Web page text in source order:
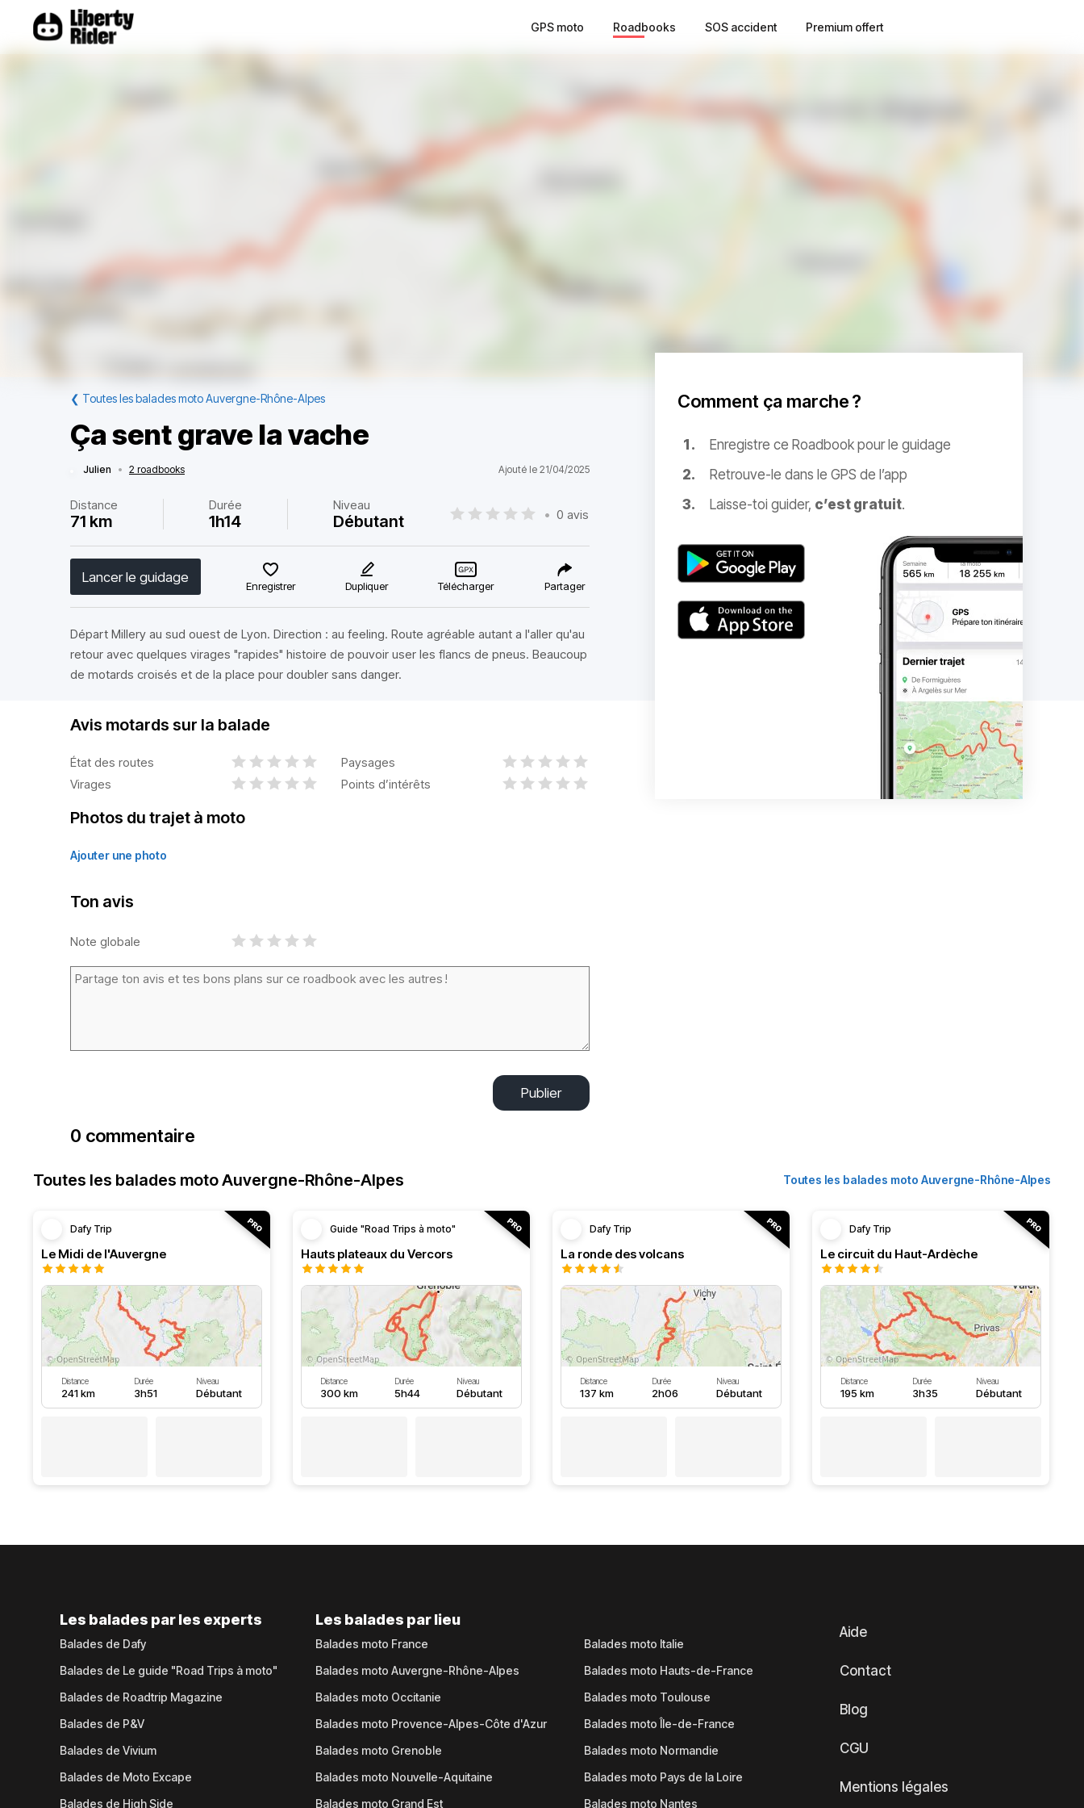
GPS moto Roadbooks SOS accident Premium offert
❮ Toutes les balades moto Auvergne-Rhône-Alpes
Ça sent grave la vache
Julien • 2 roadbooks Ajouté le 21/04/2025
Distance
71 km
Durée
1h14
Niveau
Débutant • 0 avis
Lancer le guidage
Enregistrer Dupliquer Télécharger Partager
Départ Millery au sud ouest de Lyon. Direction : au feeling. Route agréable autant a l'aller qu'au
retour avec quelques virages "rapides" histoire de pouvoir user les flancs de pneus. Beaucoup
de motards croisés et de la place pour doubler sans danger.
Comment ça marche ?
Enregistre ce Roadbook pour le guidage
Retrouve-le dans le GPS de l’app
Laisse-toi guider, c’est gratuit.
Avis motards sur la balade
État des routes
Paysages
Virages
Points d’intérêts
Photos du trajet à moto
Ajouter une photo
Ton avis
Note globale
Publier
0 commentaire
Toutes les balades moto Auvergne-Rhône-Alpes Toutes les balades moto Auvergne-Rhône-Alpes
Dafy Trip
Le Midi de l'Auvergne
Distance
241 km
Durée
3h51
Niveau
Débutant
Guide "Road Trips à moto"
Hauts plateaux du Vercors
Distance
300 km
Durée
5h44
Niveau
Débutant
Dafy Trip
La ronde des volcans
Distance
137 km
Durée
2h06
Niveau
Débutant
Dafy Trip
Le circuit du Haut-Ardèche
Distance
195 km
Durée
3h35
Niveau
Débutant
Les balades par les experts
Balades de Dafy
Balades de Le guide "Road Trips à moto"
Balades de Roadtrip Magazine
Balades de P&V
Balades de Vivium
Balades de Moto Excape
Balades de High Side
Les balades par lieu
Balades moto France
Balades moto Auvergne-Rhône-Alpes
Balades moto Occitanie
Balades moto Provence-Alpes-Côte d'Azur
Balades moto Grenoble
Balades moto Nouvelle-Aquitaine
Balades moto Grand Est
Balades moto Italie
Balades moto Hauts-de-France
Balades moto Toulouse
Balades moto Île-de-France
Balades moto Normandie
Balades moto Pays de la Loire
Balades moto Nantes
Aide
Contact
Blog
CGU
Mentions légales